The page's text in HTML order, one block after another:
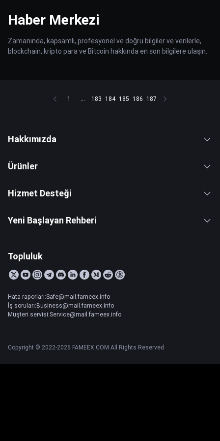
Haber Merkezi
Zamanında, kapsamlı, profesyonel ve doğru bilgiler ve verilerle,
blockchain, kripto para ve Bitcoin hakkında en son bilgilere ulaşın.
1 ... 183 184 185 186 187
Hakkımızda
Ürünler
Hizmet Desteği
Yeni Başlayan Rehberi
Topluluk
Hata raporları:Safe@mail.fameex.info
İş soruları:Business@mail.fameex.info
Müşteri servisi:Service@mail.fameex.info
Copyright © 2022-2026 FAMEEX.COM All Rights Reserved